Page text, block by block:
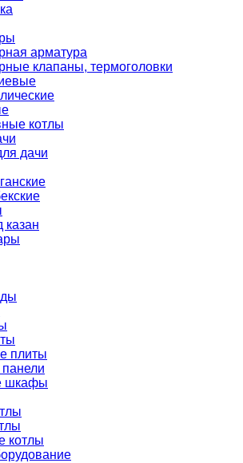
арматура
клапаны, термоголовки
котлы
дачи
казан
плиты
шкафы
котлы